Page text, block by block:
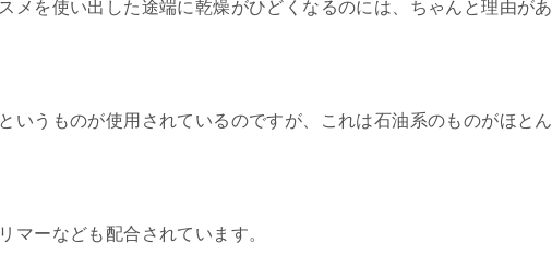
メを使い出した途端に乾燥がひどくなるのには、ちゃんと理由があ
いうものが使用されているのですが、これは石油系のものがほとん
マーなども配合されています。